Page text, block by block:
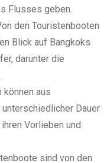
Flusses geben.
den Touristenbooten
Blick auf Bangkoks
darunter die
können aus
Dauer
Vorlieben und
sind von den